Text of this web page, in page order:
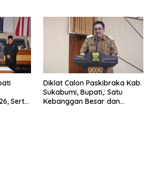
Serta
Diklat Calon Paskibraka Kab.
Sukabumi, Bupati,: Satu
Kebanggan Besar dan